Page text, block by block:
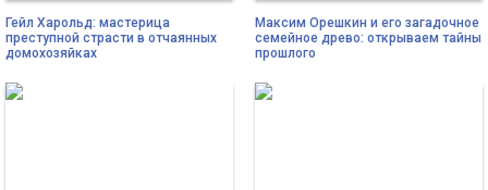
Гейл Харольд: мастерица
преступной страсти в отчаянных
домохозяйках
Максим Орешкин и его загадочное
семейное древо: открываем тайны
прошлого